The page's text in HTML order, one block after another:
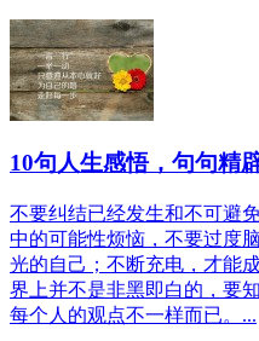
10句人生感悟，句句精
不要纠结已经发生和不可避
中的可能性烦恼，不要过度
光的自己；不断充电，才能
界上并不是非黑即白的，要
每个人的观点不一样而已。...